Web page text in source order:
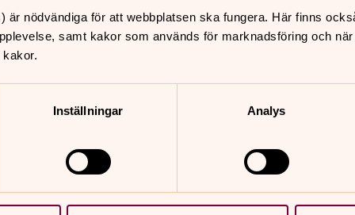
är nödvändiga för att webbplatsen ska fungera. Här finns
samt kakor som används för marknadsföring och
Inställningar Analys
samt torsdagar kl. 11.00–16.00